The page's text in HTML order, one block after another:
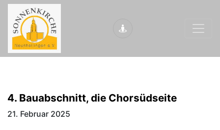
4. Bauabschnitt, die Chorsüdseite
21. Februar 2025